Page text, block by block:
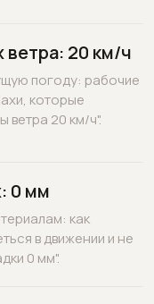
ветра: 20 км/ч
погоду: рабочие
которые
20 км/ч".
0 мм
как
в движении и не
0 мм".